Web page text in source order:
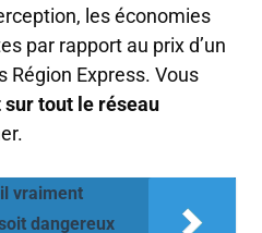
les économies
par rapport au prix d’un
Région Express. Vous
sur tout le réseau
vraiment
dangereux